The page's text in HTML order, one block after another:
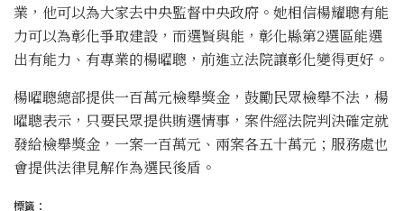
業，他可以為大家去中央監督中央政府。她相信楊耀聰有能
力可以為彰化爭取建設，而選賢與能，彰化縣第2選區能選
出有能力、有專業的楊曜聰，前進立法院讓彰化變得更好。
楊曜聰總部提供一百萬元檢舉獎金，鼓勵民眾檢舉不法，楊
曜聰表示，只要民眾提供賄選情事，案件經法院判決確定就
發給檢舉獎金，一案一百萬元、兩案各五十萬元；服務處也
會提供法律見解作為選民後盾。
標籤：